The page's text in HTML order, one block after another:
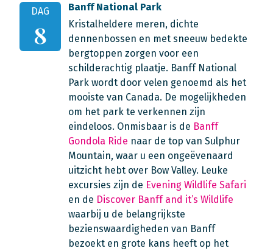
DAG
8
Banff National Park
Kristalheldere meren, dichte
dennenbossen en met sneeuw bedekte
bergtoppen zorgen voor een
schilderachtig plaatje. Banff National
Park wordt door velen genoemd als het
mooiste van Canada. De mogelijkheden
om het park te verkennen zijn
eindeloos. Onmisbaar is de Banff
Gondola Ride naar de top van Sulphur
Mountain, waar u een ongeëvenaard
uitzicht hebt over Bow Valley. Leuke
excursies zijn de Evening Wildlife Safari
en de Discover Banff and it’s Wildlife
waarbij u de belangrijkste
bezienswaardigheden van Banff
bezoekt en grote kans heeft op het